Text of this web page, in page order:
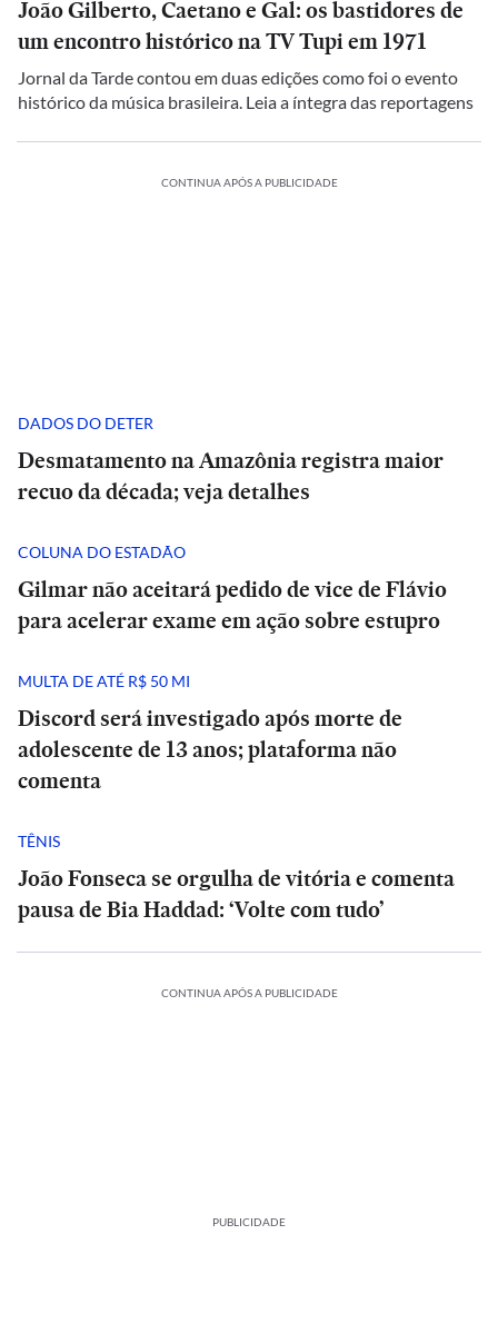
João Gilberto, Caetano e Gal: os bastidores de
um encontro histórico na TV Tupi em 1971
Jornal da Tarde contou em duas edições como foi o evento
histórico da música brasileira. Leia a íntegra das reportagens
CONTINUA APÓS A PUBLICIDADE
DADOS DO DETER
Desmatamento na Amazônia registra maior
recuo da década; veja detalhes
COLUNA DO ESTADÃO
Gilmar não aceitará pedido de vice de Flávio
para acelerar exame em ação sobre estupro
MULTA DE ATÉ R$ 50 MI
Discord será investigado após morte de
adolescente de 13 anos; plataforma não
comenta
TÊNIS
João Fonseca se orgulha de vitória e comenta
pausa de Bia Haddad: ‘Volte com tudo’
CONTINUA APÓS A PUBLICIDADE
PUBLICIDADE